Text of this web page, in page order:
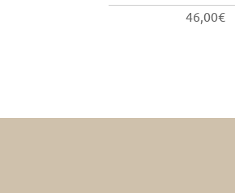
46,00€